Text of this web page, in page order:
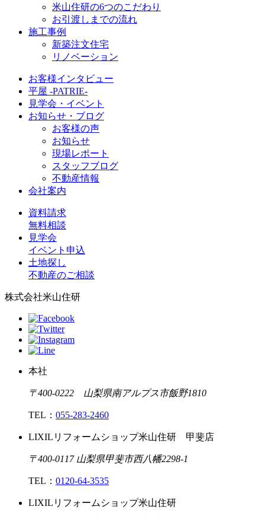
米山住研の6つのこだわり
お引渡しまでの流れ
施工事例
新築注文住宅
リノベーション
お客様インタビュー
平屋 -PATRIE-
見学会・イベント
お知らせ・ブログ
お客様の声
お知らせ
現場レポート
スタッフブログ
不動産情報
会社案内
資料請求
無料相談
見学会
イベント申込
土地探し
不動産のご相談
株式会社米山住研
本社
〒400-0222 山梨県南アルプス市飯野1810
TEL： 055-283-2460
LIXILリフォームショップ米山住研 甲斐店
〒400-0117 山梨県甲斐市西八幡2298-1
TEL： 0120-64-3535
LIXILリフォームショップ米山住研